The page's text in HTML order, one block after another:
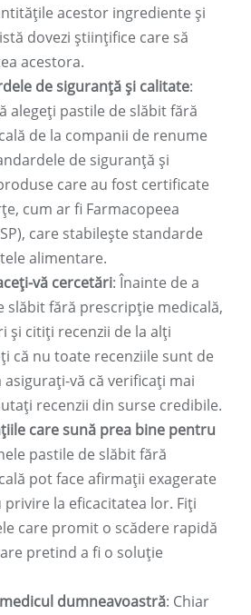
acestor ingrediente și
dovezi științifice care să
acestora.
de siguranță și calitate:
alegeți pastile de slăbit fără
de la companii de renume
de siguranță și
care au fost certificate
cum ar fi Farmacopeea
care stabilește standarde
alimentare.
vă cercetări: Înainte de a
slăbit fără prescripție medicală,
și citiți recenzii de la alți
că nu toate recenziile sunt de
asigurați-vă că verificați mai
recenzii din surse credibile.
care sună prea bine pentru
pastile de slăbit fără
pot face afirmații exagerate
privire la eficacitatea lor. Fiți
care promit o scădere rapidă
pretind a fi o soluție
dumneavoastră: Chiar